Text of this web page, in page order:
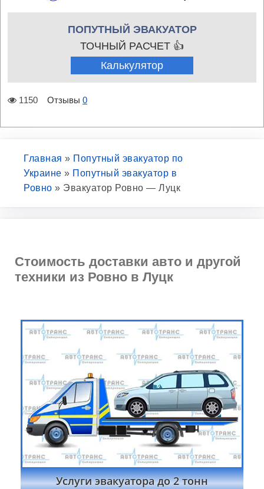
ПОПУТНЫЙ ЭВАКУАТОР
ТОЧНЫЙ РАСЧЕТ 👍
Калькулятор
1150 Отзывы 0
Главная » Попутный эвакуатор по
Украине » Попутный эвакуатор в
Ровно » Эвакуатор Ровно — Луцк
Стоимость доставки авто и другой
техники из Ровно в Луцк
Услуги эвакуатора до 2 тонн